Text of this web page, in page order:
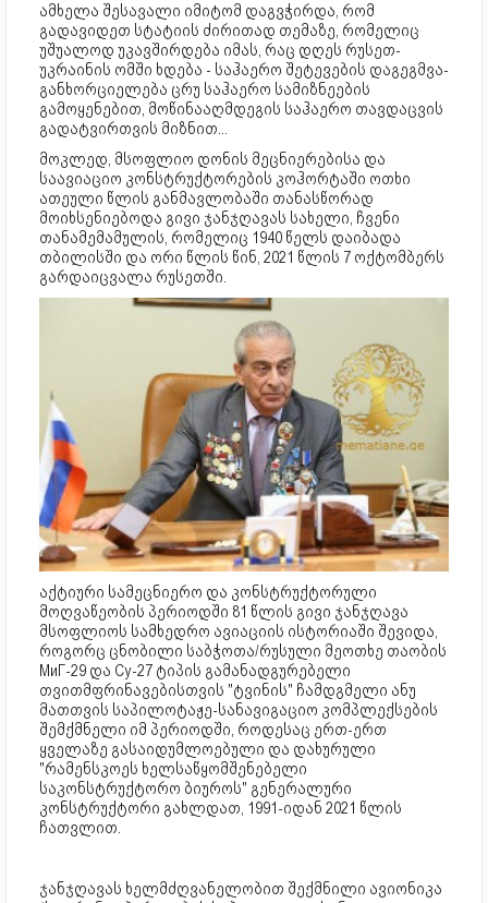
ამხელა შესავალი იმიტომ დაგვჭირდა, რომ
გადავიდეთ სტატიის ძირითად თემაზე, რომელიც
უშუალოდ უკავშირდება იმას, რაც დღეს რუსეთ-
უკრაინის ომში ხდება - საჰაერო შეტევების დაგეგმვა-
განხორციელება ცრუ საჰაერო სამიზნეების
გამოყენებით, მოწინააღმდეგის საჰაერო თავდაცვის
გადატვირთვის მიზნით...
მოკლედ, მსოფლიო დონის მეცნიერებისა და
საავიაციო კონსტრუქტორების კოჰორტაში ოთხი
ათეული წლის განმავლობაში თანასწორად
მოიხსენიებოდა გივი ჯანჯღავას სახელი, ჩვენი
თანამემამულის, რომელიც 1940 წელს დაიბადა
თბილისში და ორი წლის წინ, 2021 წლის 7 ოქტომბერს
გარდაიცვალა რუსეთში.
აქტიური სამეცნიერო და კონსტრუქტორული
მოღვაწეობის პერიოდში 81 წლის გივი ჯანჯღავა
მსოფლიოს სამხედრო ავიაციის ისტორიაში შევიდა,
როგორც ცნობილი საბჭოთა/რუსული მეოთხე თაობის
МиГ-29 და Су-27 ტიპის გამანადგურებელი
თვითმფრინავებისთვის "ტვინის" ჩამდგმელი ანუ
მათთვის საპილოტაჟე-სანავიგაციო კომპლექსების
შემქმნელი იმ პერიოდში, როდესაც ერთ-ერთ
ყველაზე გასაიდუმლოებული და დახურული
"რამენსკოეს ხელსაწყომშენებელი
საკონსტრუქტორო ბიუროს" გენერალური
კონსტრუქტორი გახლდათ, 1991-იდან 2021 წლის
ჩათვლით.
ჯანჯღავას ხელმძღვანელობით შექმნილი ავიონიკა